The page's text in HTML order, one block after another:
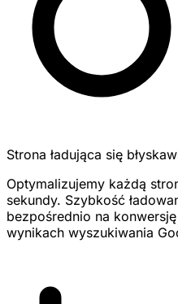
Strona ładująca się
Optymalizujemy każdą
sekundy. Szybkość
bezpośrednio na
wynikach wyszukiwania